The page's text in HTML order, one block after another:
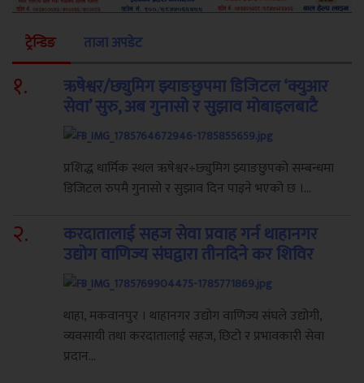
ट्रेन्डिङ ताजा अपडेट
१. ऋषेश्वर/छ्युमिग झ्याङछुपमा डिजिटल ‘क्युआर
सेवा’ सुरु, अब गुनासो र सुझाव मोबाइलबाटै
प्रशिद्ध धार्मिक स्थल ऋषेश्वर÷छ्युमिग झ्याङछुपको सम्बन्धमा
डिजिटल रुपमै गुनासो र सुझाव दिन पाइने भएको छ ।...
२. करदातालाई सहज सेवा प्रवाह गर्न थाहानगर
उद्योग वाणिज्य संघद्वारा तीनदिने कर शिविर
थाहा, मकवानपुर । थाहानगर उद्योग वाणिज्य संघले उद्योगी,
व्यवसायी तथा करदातालाई सहज, छिटो र प्रभावकारी सेवा
प्रदान...